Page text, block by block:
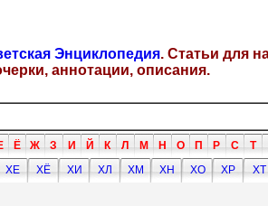
Энциклопедия. Статьи для
аннотации, описания.
Ё Ж З И Й К Л М Н О П Р С Т
ХЕ ХЁ ХИ ХЛ ХМ ХН ХО ХР
ХТ